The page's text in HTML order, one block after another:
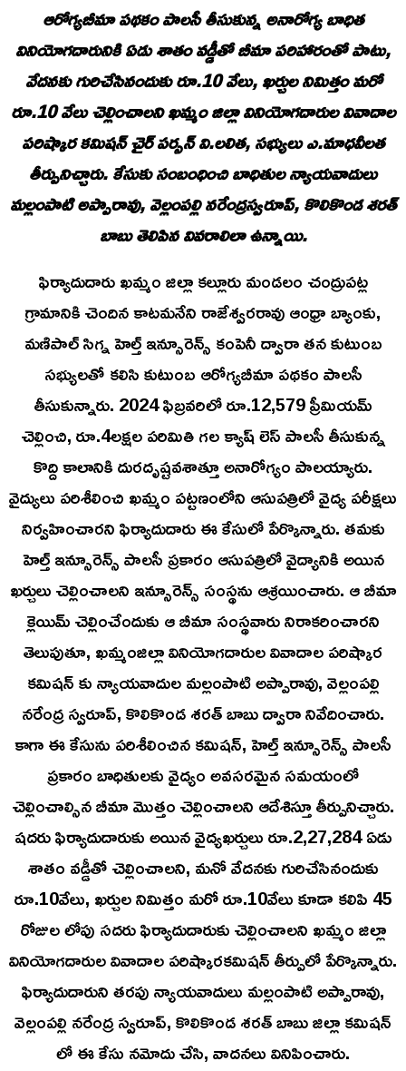
ఆరోగ్యబీమా పథకం పాలసీ తీసుకున్న అనారోగ్య బాధిత
వినియోగదారునికి ఏడు శాతం వడ్డీతో బీమా పరిహారంతో పాటు,
వేదనకు గురిచేసినందుకు రూ.10 వేలు, ఖర్చుల నిమిత్తం మరో
రూ.10 వేలు చెల్లించాలని ఖమ్మం జిల్లా వినియోగదారుల వివాదాల
పరిష్కార కమిషన్ చైర్ పర్సన్ వి.లలిత, సభ్యులు ఎ.మాధవీలత
తీర్పునిచ్చారు. కేసుకు సంబంధించి బాధితుల న్యాయవాదులు
మల్లంపాటి అప్పారావు, వెల్లంపల్లి నరేంద్రస్వరూప్, కొలికొండ శరత్
బాబు తెలిపిన వివరాలిలా ఉన్నాయి.
ఫిర్యాదుదారు ఖమ్మం జిల్లా కల్లూరు మండలం చంద్రుపట్ల
గ్రామానికి చెందిన కాటమనేని రాజేశ్వరరావు ఆంధ్రా బ్యాంకు,
మణిపాల్ సిగ్న హెల్త్ ఇన్సూరెన్స్ కంపెనీ ద్వారా తన కుటుంబ
సభ్యులతో కలిసి కుటుంబ ఆరోగ్యబీమా పథకం పాలసీ
తీసుకున్నారు. 2024 ఫిబ్రవరిలో రూ.12,579 ప్రీమియమ్
చెల్లించి, రూ.4లక్షల పరిమితి గల క్యాష్ లెస్ పాలసీ తీసుకున్న
కొద్ది కాలానికి దురదృష్టవశాత్తూ అనారోగ్యం పాలయ్యారు.
వైద్యులు పరిశీలించి ఖమ్మం పట్టణంలోని ఆసుపత్రిలో వైద్య పరీక్షలు
నిర్వహించారని ఫిర్యాదుదారు ఈ కేసులో పేర్కొన్నారు. తమకు
హెల్త్ ఇన్సూరెన్స్ పాలసీ ప్రకారం ఆసుపత్రిలో వైద్యానికి అయిన
ఖర్చులు చెల్లించాలని ఇన్సూరెన్స్ సంస్థను ఆశ్రయించారు. ఆ బీమా
క్లెయిమ్ చెల్లించేందుకు ఆ బీమా సంస్థవారు నిరాకరించారని
తెలుపుతూ, ఖమ్మంజిల్లా వినియోగదారుల వివాదాల పరిష్కార
కమిషన్ కు న్యాయవాదుల మల్లంపాటి అప్పారావు, వెల్లంపల్లి
నరేంద్ర స్వరూప్, కొలికొండ శరత్ బాబు ద్వారా నివేదించారు.
కాగా ఈ కేసును పరిశీలించిన కమిషన్, హెల్త్ ఇన్సూరెన్స్ పాలసీ
ప్రకారం బాధితులకు వైద్యం అవసరమైన సమయంలో
చెల్లించాల్సిన బీమా మొత్తం చెల్లించాలని ఆదేశిస్తూ తీర్పునిచ్చారు.
షదరు ఫిర్యాదుదారుకు అయిన వైద్యఖర్చులు రూ.2,27,284 ఏడు
శాతం వడ్డీతో చెల్లించాలని, మనో వేదనకు గురిచేసినందుకు
రూ.10వేలు, ఖర్చుల నిమిత్తం మరో రూ.10వేలు కూడా కలిపి 45
రోజుల లోపు సదరు ఫిర్యాదుదారుకు చెల్లించాలని ఖమ్మం జిల్లా
వినియోగదారుల వివాదాల పరిష్కారకమిషన్ తీర్పులో పేర్కొన్నారు.
ఫిర్యాదుదారుని తరపు న్యాయవాదులు మల్లంపాటి అప్పారావు,
వెల్లంపల్లి నరేంద్ర స్వరూప్, కొలికొండ శరత్ బాబు జిల్లా కమిషన్
లో ఈ కేసు నమోదు చేసి, వాదనలు వినిపించారు.